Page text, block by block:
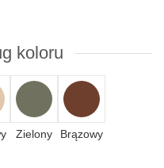
koloru
Zielony Brązowy